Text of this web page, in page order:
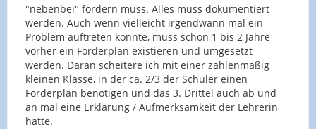
"nebenbei" fördern muss. Alles muss dokumentiert
werden. Auch wenn vielleicht irgendwann mal ein
Problem auftreten könnte, muss schon 1 bis 2 Jahre
vorher ein Förderplan existieren und umgesetzt
werden. Daran scheitere ich mit einer zahlenmäßig
kleinen Klasse, in der ca. 2/3 der Schüler einen
Förderplan benötigen und das 3. Drittel auch ab und
an mal eine Erklärung / Aufmerksamkeit der Lehrerin
hätte.